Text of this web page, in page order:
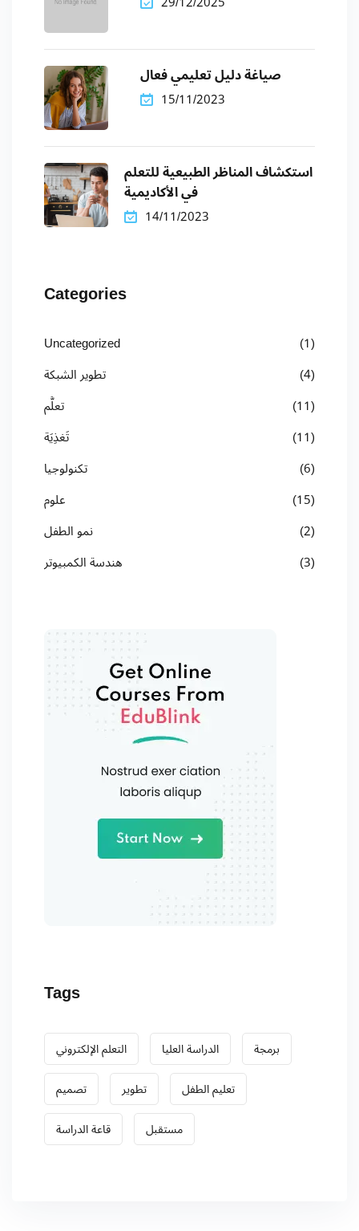
صياغة دليل تعليمي فعال
15/11/2023
استكشاف المناظر الطبيعية للتعلم
في الأكاديمية
14/11/2023
Categories
Uncategorized
(1)
تطوير الشبكة
(4)
تعلُّم
(11)
تَغذِيَة
(11)
تكنولوجيا
(6)
علوم
(15)
نمو الطفل
(2)
هندسة الكمبيوتر
(3)
Tags
التعلم الإلكتروني الدراسة العليا
برمجة
تصميم
تطوير
تعليم الطفل
قاعة الدراسة
مستقبل